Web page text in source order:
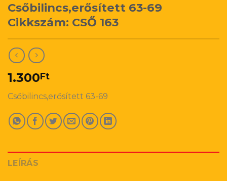
Csőbilincs,erősített 63-69
Cikkszám: CSŐ 163
1.300Ft
Csőbilincs,erősített 63-69
LEÍRÁS